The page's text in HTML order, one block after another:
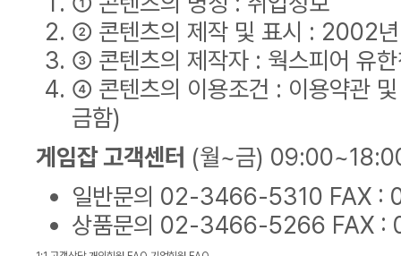
② 콘텐츠의 제작 및 표시 : 2002년
③ 콘텐츠의 제작자 : 웍스피어 유
④ 콘텐츠의 이용조건 : 이용약관
금함)
게임잡 고객센터 (월~금)
일반문의 02-3466-5310 FAX :
상품문의 02-3466-5266 FAX